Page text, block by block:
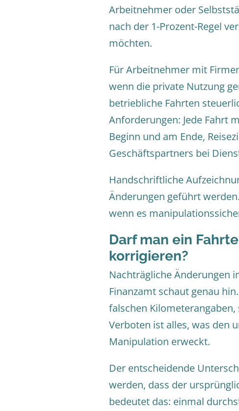
Arbeitnehmer oder
nach der 1-Prozent-Regel
möchten.
Für Arbeitnehmer mit
wenn die private Nutzung
betriebliche Fahrten
Anforderungen: Jede Fahrt
Beginn und am Ende,
Geschäftspartners bei
Handschriftliche
Änderungen geführt
wenn es
Darf man ein
korrigieren?
Nachträgliche Änderungen
Finanzamt schaut genau
falschen
Verboten ist alles, was den
Manipulation erweckt.
Der entscheidende
werden, dass der
bedeutet das: einmal